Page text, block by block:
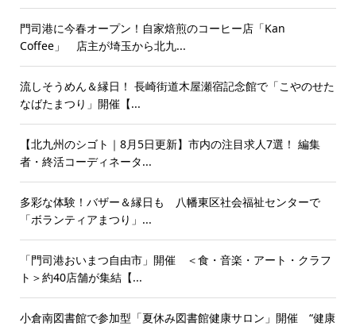
門司港に今春オープン！自家焙煎のコーヒー店「Kan
Coffee」 店主が埼玉から北九...
流しそうめん＆縁日！ 長崎街道木屋瀬宿記念館で「こやのせた
なばたまつり」開催【...
【北九州のシゴト｜8月5日更新】市内の注目求人7選！ 編集
者・終活コーディネータ...
多彩な体験！バザー＆縁日も 八幡東区社会福祉センターで
「ボランティアまつり」...
「門司港おいまつ自由市」開催 ＜食・音楽・アート・クラフ
ト＞約40店舗が集結【...
小倉南図書館で参加型「夏休み図書館健康サロン」開催 “健康